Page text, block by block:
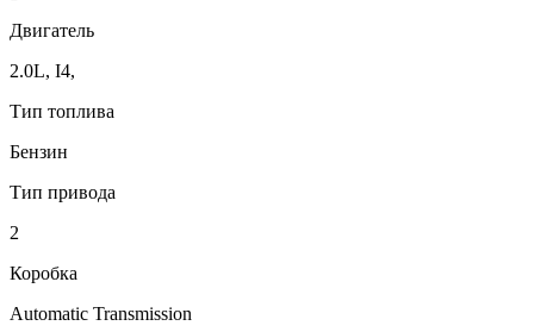
Двигатель
2.0L, I4,
Тип топлива
Бензин
Тип привода
2
Коробка
Automatic Transmission